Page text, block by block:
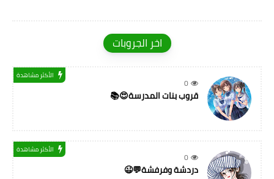
اخر الجروبات
0
الأكثر مشاهدة
قروب بنات المدرسة😍📚
0
الأكثر مشاهدة
دردشة وفرفشة💬😉